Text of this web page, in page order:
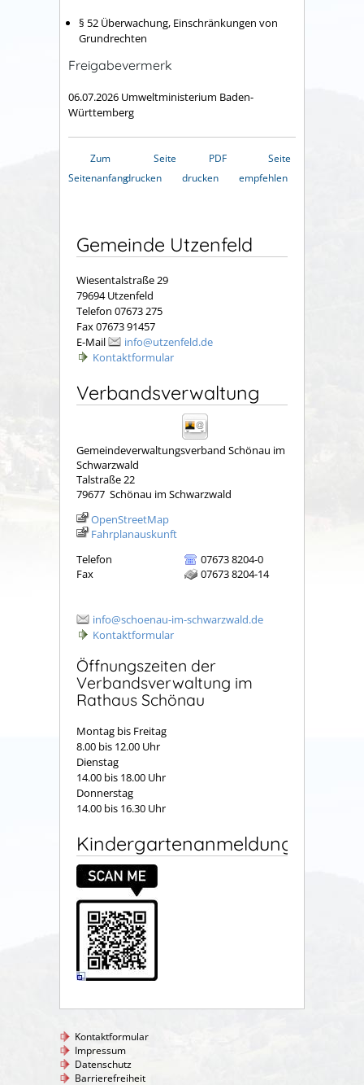
§ 52 Überwachung, Einschränkungen von
Grundrechten
Freigabevermerk
06.07.2026 Umweltministerium Baden-
Württemberg
Zum
Seitenanfang
Seite
drucken
PDF
drucken
Seite
empfehlen
Gemeinde Utzenfeld
Wiesentalstraße 29
79694 Utzenfeld
Telefon 07673 275
Fax 07673 91457
E-Mail
info@utzenfeld.de
Kontaktformular
Verbandsverwaltung
Gemeindeverwaltungsverband Schönau im
Schwarzwald
Talstraße 22
79677 Schönau im Schwarzwald
OpenStreetMap
Fahrplanauskunft
Telefon
07673 8204-0
Fax
07673 8204-14
info@schoenau-im-schwarzwald.de
Kontaktformular
Öffnungszeiten der
Verbandsverwaltung im
Rathaus Schönau
Montag bis Freitag
8.00 bis 12.00 Uhr
Dienstag
14.00 bis 18.00 Uhr
Donnerstag
14.00 bis 16.30 Uhr
Kindergartenanmeldung
Kontaktformular
Impressum
Datenschutz
Barrierefreiheit